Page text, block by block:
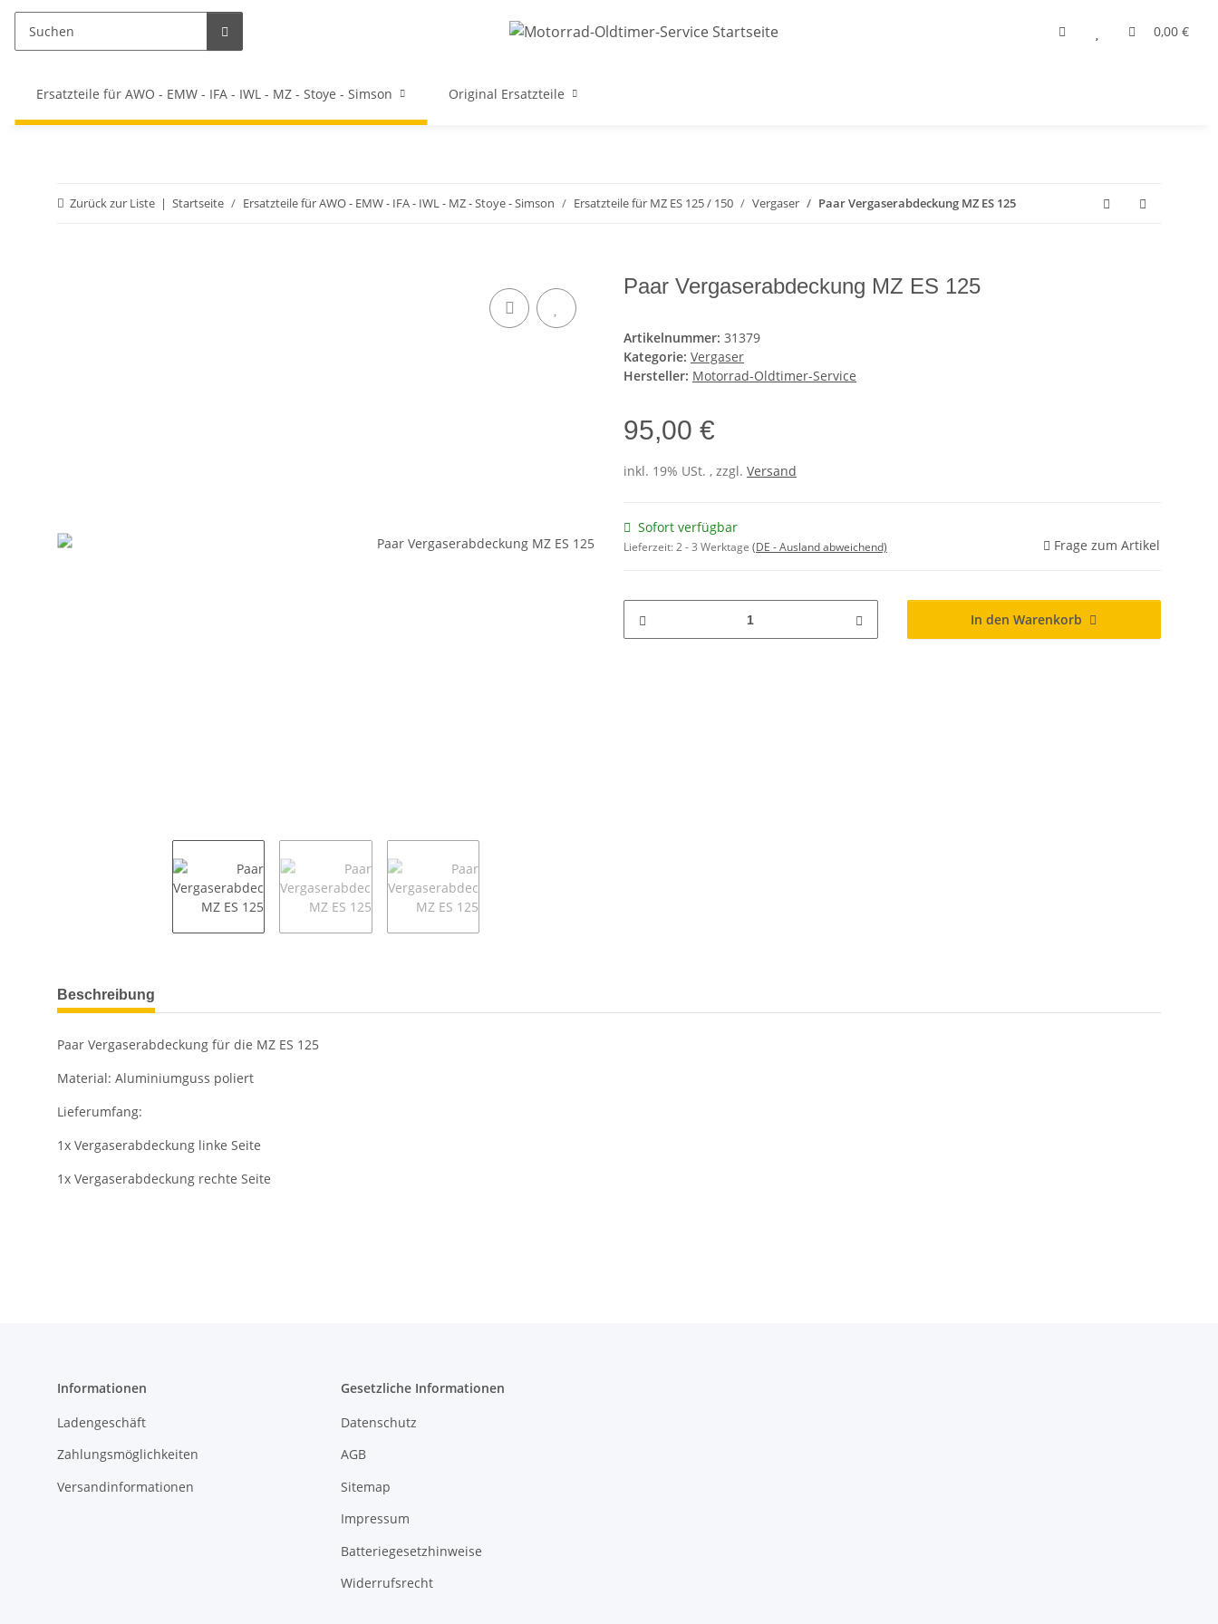
0,00 €
Ersatzteile für AWO - EMW - IFA - IWL - MZ - Stoye - Simson Original Ersatzteile
Zurück zur Liste Startseite Ersatzteile für AWO - EMW - IFA - IWL - MZ - Stoye - Simson Ersatzteile für MZ ES 125 / 150 Vergaser Paar Vergaserabdeckung MZ ES 125
Paar Vergaserabdeckung MZ ES 125
Artikelnummer: 31379
Kategorie: Vergaser
Hersteller: Motorrad-Oldtimer-Service
95,00 €
inkl. 19% USt. , zzgl. Versand
Sofort verfügbar
Lieferzeit:2 - 3 Werktage (DE - Ausland abweichend) Frage zum Artikel
In den Warenkorb
weitere Registerkarten anzeigen
Beschreibung
Paar Vergaserabdeckung für die MZ ES 125
Material: Aluminiumguss poliert
Lieferumfang:
1x Vergaserabdeckung linke Seite
1x Vergaserabdeckung rechte Seite
Informationen
Ladengeschäft
Zahlungsmöglichkeiten
Versandinformationen
Gesetzliche Informationen
Datenschutz
AGB
Sitemap
Impressum
Batteriegesetzhinweise
Widerrufsrecht